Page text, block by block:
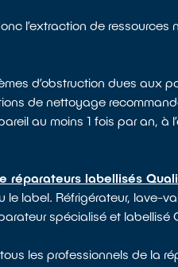
l’extraction de ressources
d’obstruction dues aux
de nettoyage
au moins 1 fois par an, à
réparateurs labellisés
le label. Réfrigérateur, lave-
spécialisé et labellisé
les professionnels de la